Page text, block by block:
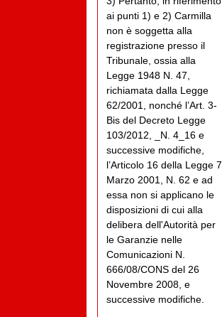
ai punti 1) e 2) Carmilla
non è soggetta alla
registrazione presso il
Tribunale, ossia alla
Legge 1948 N. 47,
richiamata dalla Legge
62/2001, nonché l’Art. 3-
Bis del Decreto Legge
103/2012, _N. 4_16 e
successive modifiche,
l’Articolo 16 della Legge 7
Marzo 2001, N. 62 e ad
essa non si applicano le
disposizioni di cui alla
delibera dell'Autorità per
le Garanzie nelle
Comunicazioni N.
666/08/CONS del 26
Novembre 2008, e
successive modifiche.